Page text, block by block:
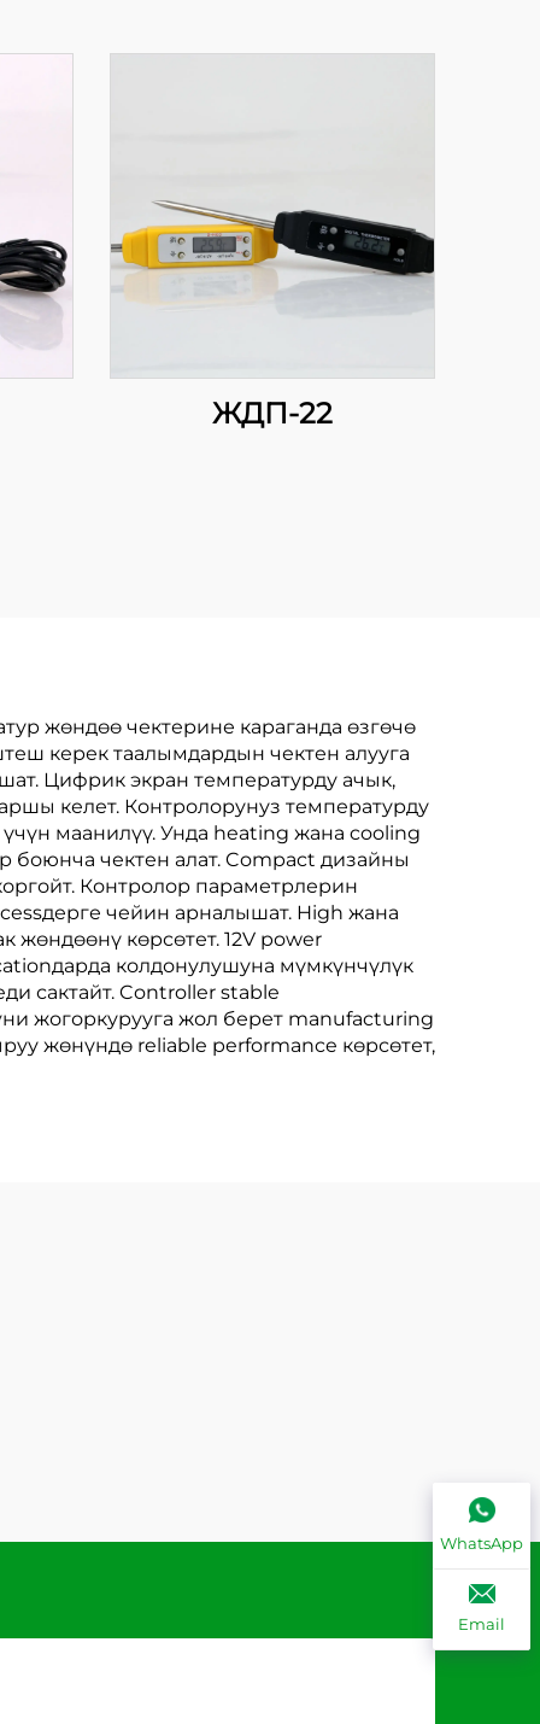
ЖДП-22
жөндөө чектерине караганда өзгөчө
керек таалымдардын чектен алууга
Цифрик экран температурду ачык,
келет. Контролорунуз температурду
маанилүү. Унда heating жана cooling
боюнча чектен алат. Compact дизайны
Контролор параметрлерин
чейин арналышат. High жана
көрсөтет. 12V power
колдонулушуна мүмкүнчүлүк
сактайт. Controller stable
жогоркурууга жол берет manufacturing
жөнүндө reliable performance көрсөтет,
WhatsApp
Email